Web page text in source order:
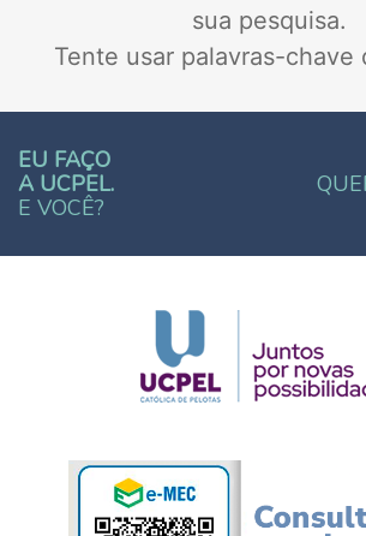
sua pesquisa.
Tente usar palavras-chave
EU FAÇO
A UCPEL.
E VOCÊ?